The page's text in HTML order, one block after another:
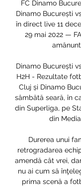
FC Dinamo
Dinamo București
în direct live 11
29 mai 2022 —
Dinamo București
H2H - Rezultate
Cluj și Dinamo
sâmbătă seară, în
din Superliga, pe
din
Durerea unui
retrogradarea
amendă cât vrei,
nu ai cum să
prima scenă a